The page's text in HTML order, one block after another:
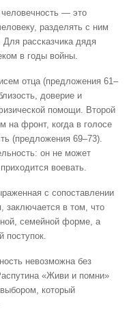
человечность — это
разделять с ним
рассказчика дядя
в годы войны.
отца (предложения 61–
доверие и
помощи. Второй
на фронт, когда в голосе
(предложения 69–73).
он не может
воевать.
с сопоставлении
заключается в том, что
семейной форме, а
поступок.
невозможна без
«Живи и помни»
который